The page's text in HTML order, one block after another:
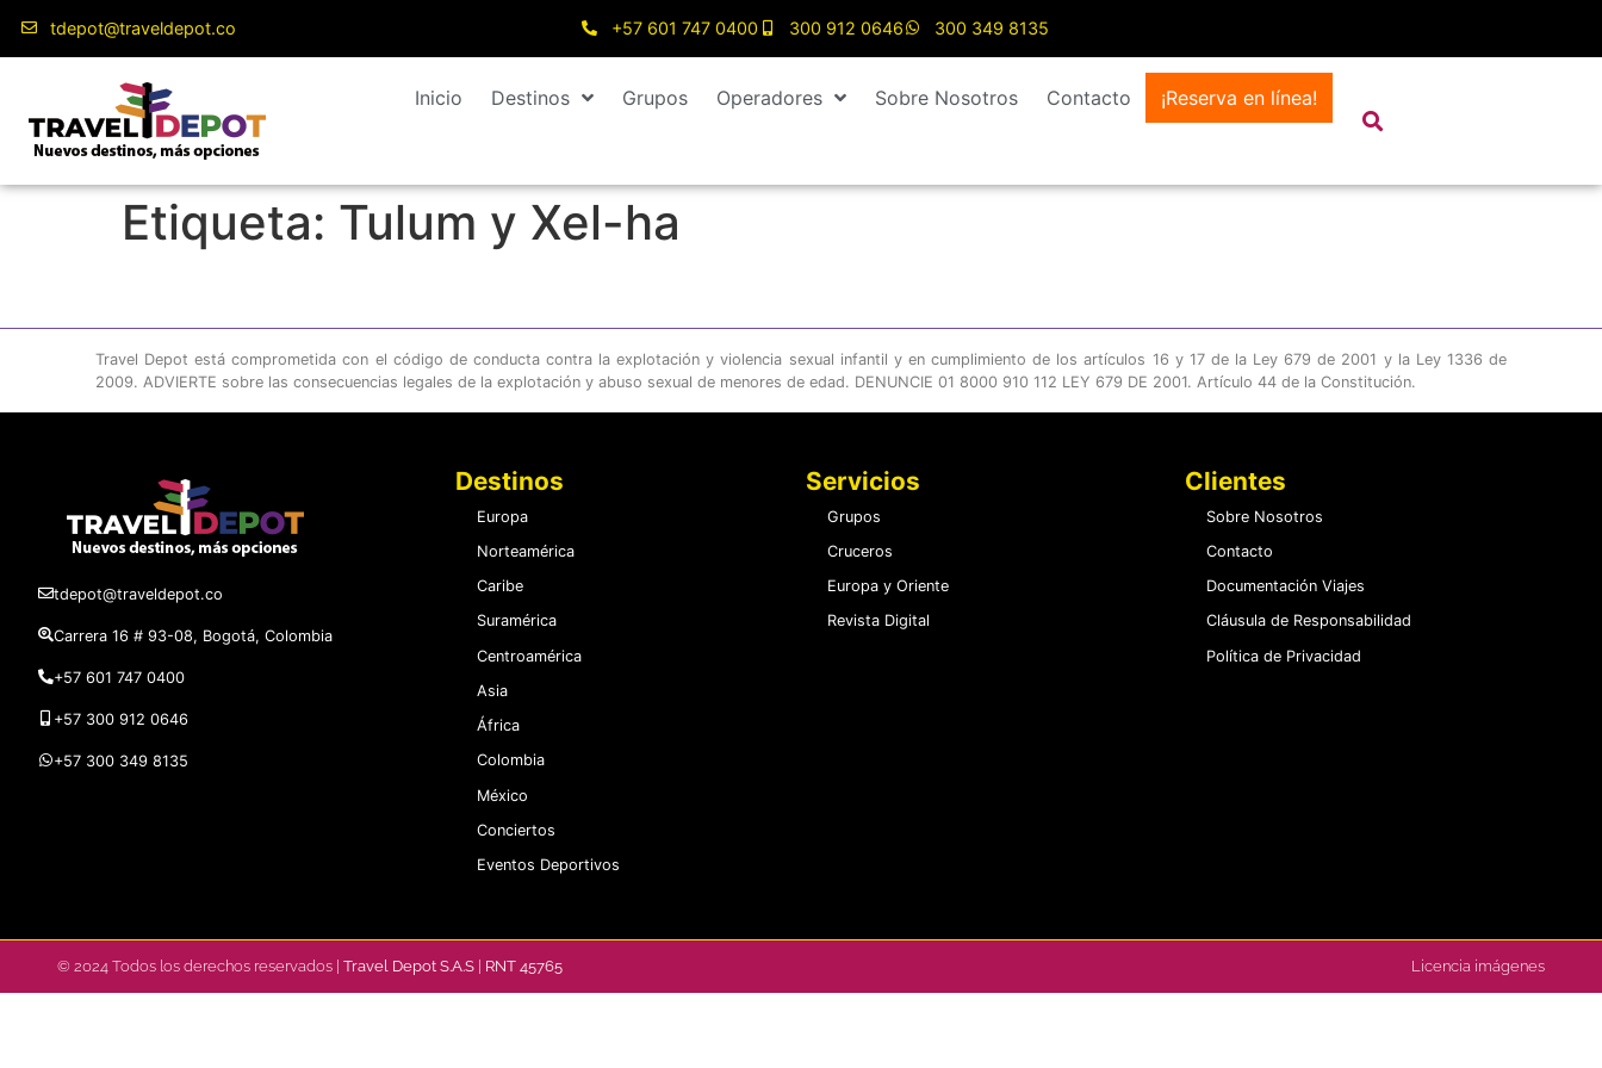
tdepot@traveldepot.co +57 601 747 0400 300 912 0646 300 349 8135
Inicio Destinos Grupos Operadores Sobre Nosotros Contacto ¡Reserva en línea!
Etiqueta: Tulum y Xel-ha
Travel Depot está comprometida con el código de conducta contra la explotación y violencia sexual infantil y en cumplimiento de los artículos 16 y 17 de la Ley 679 de 2001 y la Ley 1336 de
2009. ADVIERTE sobre las consecuencias legales de la explotación y abuso sexual de menores de edad. DENUNCIE 01 8000 910 112 LEY 679 DE 2001. Artículo 44 de la Constitución.
tdepot@traveldepot.co
Carrera 16 # 93-08, Bogotá, Colombia
+57 601 747 0400
+57 300 912 0646
+57 300 349 8135
Destinos
Europa
Norteamérica
Caribe
Suramérica
Centroamérica
Asia
África
Colombia
México
Conciertos
Eventos Deportivos
Servicios
Grupos
Cruceros
Europa y Oriente
Revista Digital
Clientes
Sobre Nosotros
Contacto
Documentación Viajes
Cláusula de Responsabilidad
Política de Privacidad
© 2024 Todos los derechos reservados | Travel Depot S.A.S RNT 45765 Licencia imágenes